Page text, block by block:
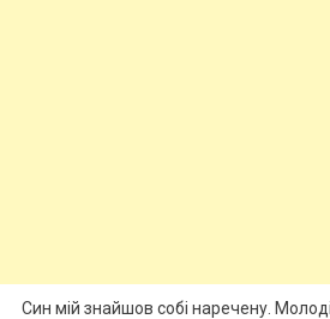
Син мій знайшов собі наречену.